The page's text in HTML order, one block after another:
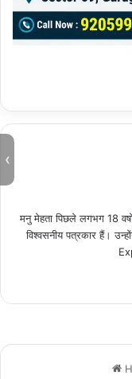
मनु मेहता पिछले लगभग 18
विश्वसनीय पत्रकार हैं।
‹